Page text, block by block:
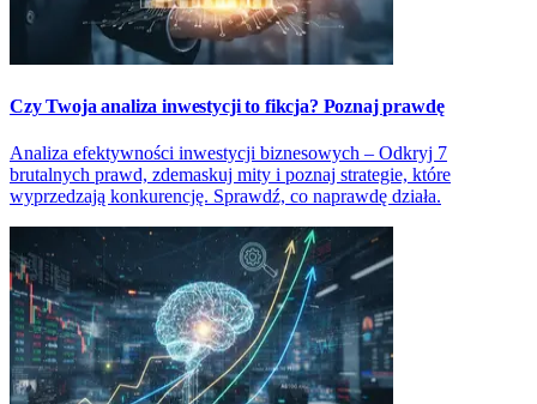
Czy Twoja analiza inwestycji to fikcja? Poznaj prawdę
Analiza efektywności inwestycji biznesowych – Odkryj 7
brutalnych prawd, zdemaskuj mity i poznaj strategie, które
wyprzedzają konkurencję. Sprawdź, co naprawdę działa.